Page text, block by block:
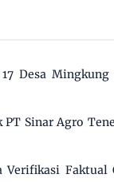
Desa Mingkung
Sinar Agro
Faktual